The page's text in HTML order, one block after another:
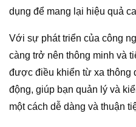
dụng để mang lại hiệu quả
Với sự phát triển của công
càng trở nên thông minh và
được điều khiển từ xa thông
động, giúp bạn quản lý và
một cách dễ dàng và thuận